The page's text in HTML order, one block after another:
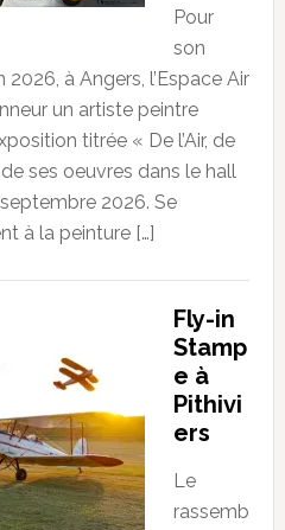
Pour
son
à Angers, l’Espace Air
un artiste peintre
titrée « De l’Air, de
ses oeuvres dans le hall
2026. Se
à la peinture […]
Fly-in
Stamp
e à
Pithivi
ers
Le
rassemb